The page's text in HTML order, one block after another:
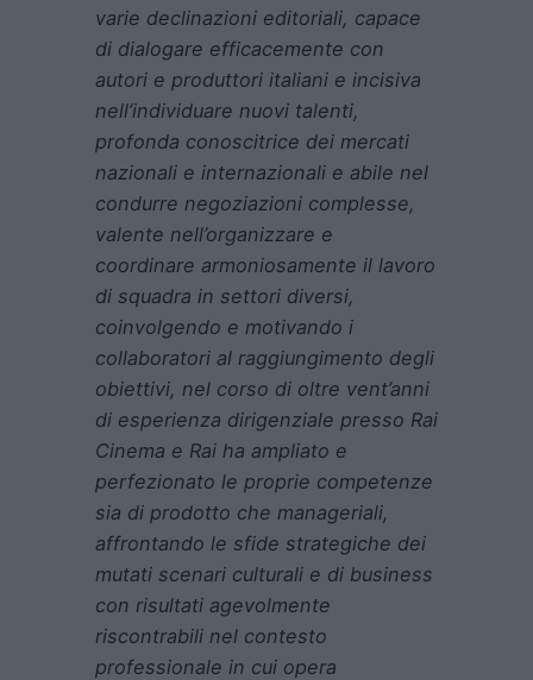
varie declinazioni editoriali, capace
di dialogare efficacemente con
autori e produttori italiani e incisiva
nell’individuare nuovi talenti,
profonda conoscitrice dei mercati
nazionali e internazionali e abile nel
condurre negoziazioni complesse,
valente nell’organizzare e
coordinare armoniosamente il lavoro
di squadra in settori diversi,
coinvolgendo e motivando i
collaboratori al raggiungimento degli
obiettivi, nel corso di oltre vent’anni
di esperienza dirigenziale presso Rai
Cinema e Rai ha ampliato e
perfezionato le proprie competenze
sia di prodotto che manageriali,
affrontando le sfide strategiche dei
mutati scenari culturali e di business
con risultati agevolmente
riscontrabili nel contesto
professionale in cui opera